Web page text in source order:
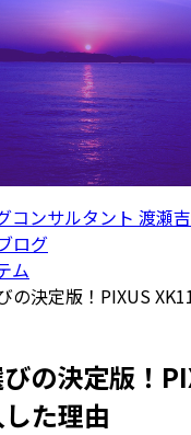
コンサルタント 渡瀬
ログ
ム
の決定版！PIXUS
の決定版！
た理由